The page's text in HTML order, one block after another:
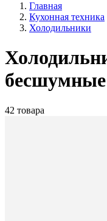
Главная
Кухонная техника
Холодильники
бесшумные
42 товара